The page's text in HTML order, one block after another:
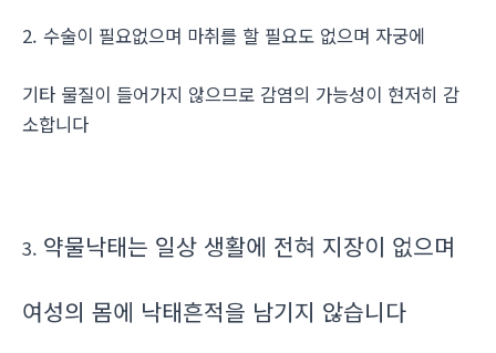
2. 수술이 필요없으며 마취를 할 필요도 없으며 자궁에
기타 물질이 들어가지 않으므로 감염의 가능성이 현저히 감
소합니다
3. 약물낙태는 일상 생활에 전혀 지장이 없으며
여성의 몸에 낙태흔적을 남기지 않습니다